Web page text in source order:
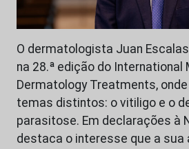
O dermatologista Juan
na 28.ª edição do International
Dermatology Treatments,
temas distintos: o vitiligo e o
parasitose. Em declarações à
destaca o interesse que a sua